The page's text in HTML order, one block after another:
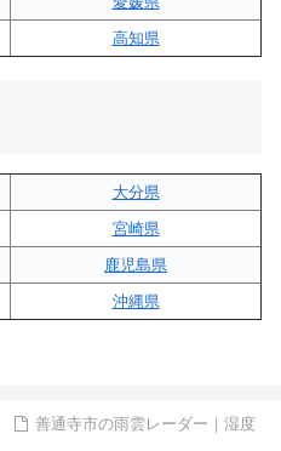
高知県
大分県
宮崎県
鹿児島県
沖縄県
善通寺市の雨雲レーダー｜湿度